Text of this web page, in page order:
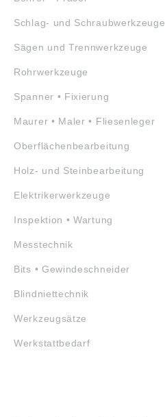
Schlag- und Schraubwerkzeuge
Sägen und Trennwerkzeuge
Rohrwerkzeuge
Spanner • Fixierung
Maurer • Maler • Fliesenleger
Oberflächenbearbeitung
Holz- und Steinbearbeitung
Elektrikerwerkzeuge
Inspektion • Wartung
Messtechnik
Bits • Gewindeschneider
Blindniettechnik
Werkzeugsätze
Werkstattbedarf